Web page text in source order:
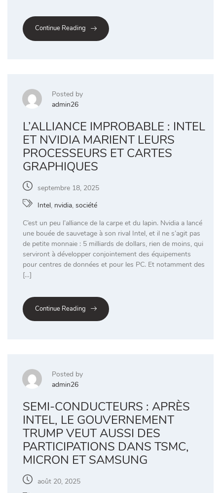
Continue Reading
Posted by
admin26
L’ALLIANCE IMPROBABLE : INTEL
ET NVIDIA MARIENT LEURS
PROCESSEURS ET CARTES
GRAPHIQUES
septembre 18, 2025
Intel, nvidia, société
C’est un peu l’alliance de la carpe et du lapin. Nvidia a lancé
une bouée de sauvetage à son rival Intel, et il ne s’agit pas
de petite monnaie : 5 milliards de dollars, rien de moins, qui
serviront à développer conjointement des équipements
pour centres de données et pour les PC. Et notamment des
[…]
Continue Reading
Posted by
admin26
SEMI-CONDUCTEURS : APRÈS
INTEL, LE GOUVERNEMENT
TRUMP VEUT AUSSI DES
PARTICIPATIONS DANS TSMC,
MICRON ET SAMSUNG
août 20, 2025